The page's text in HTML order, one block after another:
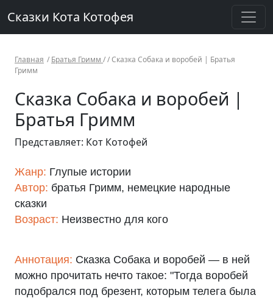
Сказки Кота Котофея
Главная / Братья Гримм / /Сказка Собака и воробей | Братья
Гримм
Сказка Собака и воробей |
Братья Гримм
Представляет: Кот Котофей
Жанр: Глупые истории
Автор: братья Гримм, немецкие народные
сказки
Возраст: Неизвестно для кого
Аннотация: Сказка Собака и воробей — в ней
можно прочитать нечто такое: "Тогда воробей
подобрался под брезент, которым телега была